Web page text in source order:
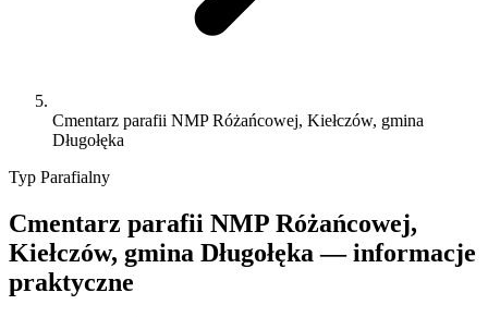
Cmentarz parafii NMP Różańcowej, Kiełczów, gmina
Długołęka
Typ Parafialny
Cmentarz parafii NMP Różańcowej,
Kiełczów, gmina Długołęka — informacje
praktyczne